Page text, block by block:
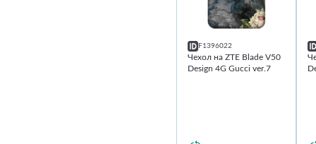
F1396022
Чехол на ZTE Blade V50
Design 4G Gucci ver.7